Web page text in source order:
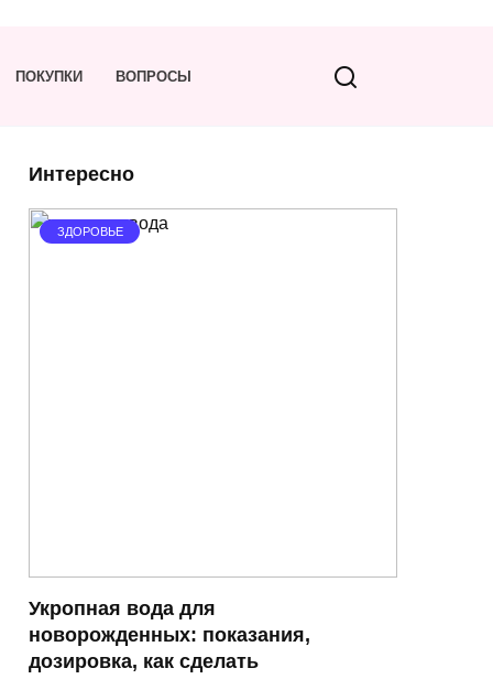
ПОКУПКИ ВОПРОСЫ
Интересно
ЗДОРОВЬЕ
Укропная вода для
новорожденных: показания,
дозировка, как сделать